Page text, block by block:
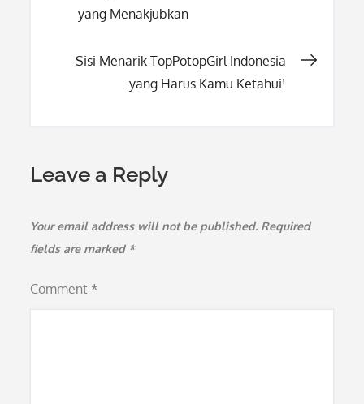
navigation
yang Menakjubkan
Sisi Menarik TopPotopGirl Indonesia
yang Harus Kamu Ketahui!
Leave a Reply
Your email address will not be published. Required
fields are marked *
Comment *